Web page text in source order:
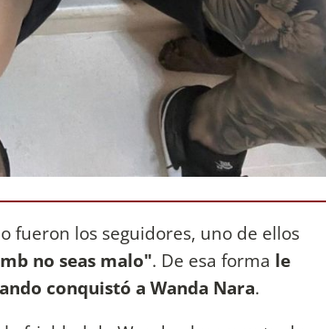
fueron los seguidores, uno de ellos
no seas malo". De esa forma le
conquistó a Wanda Nara.